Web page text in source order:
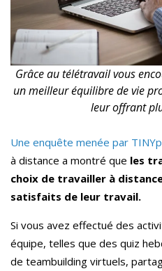
Grâce au télétravail vous
un meilleur équilibre de vie
leur offrant
Une enquête menée par
à distance a montré que les
choix de travailler à
satisfaits de leur travail.
Si vous avez effectué des
équipe, telles que des quiz
de teambuilding virtuels,